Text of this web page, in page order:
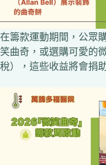
在籌款運動期間，公眾
笑曲奇，或選購可愛的
稅），這些收益將會捐